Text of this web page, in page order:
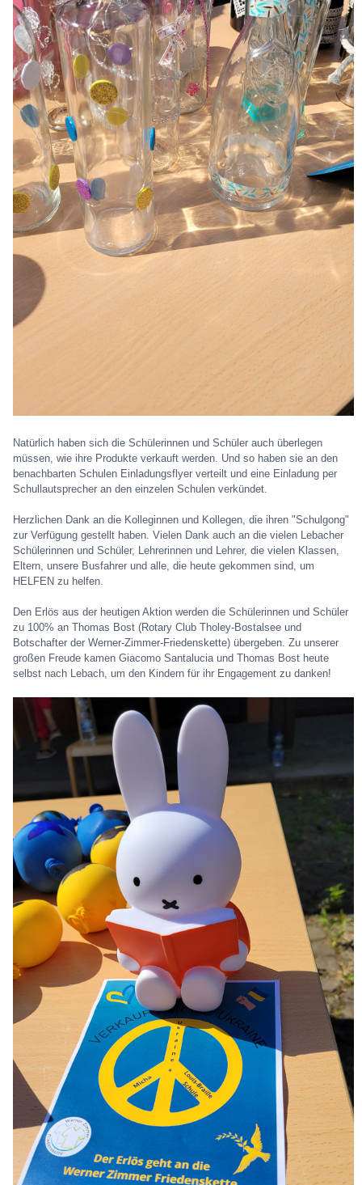
Natürlich haben sich die Schülerinnen und Schüler auch überlegen
müssen, wie ihre Produkte verkauft werden. Und so haben sie an den
benachbarten Schulen Einladungsflyer verteilt und eine Einladung per
Schullautsprecher an den einzelen Schulen verkündet.
Herzlichen Dank an die Kolleginnen und Kollegen, die ihren "Schulgong"
zur Verfügung gestellt haben. Vielen Dank auch an die vielen Lebacher
Schülerinnen und Schüler, Lehrerinnen und Lehrer, die vielen Klassen,
Eltern, unsere Busfahrer und alle, die heute gekommen sind, um
HELFEN zu helfen.
Den Erlös aus der heutigen Aktion werden die Schülerinnen und Schüler
zu 100% an Thomas Bost (Rotary Club Tholey-Bostalsee und
Botschafter der Werner-Zimmer-Friedenskette) übergeben. Zu unserer
großen Freude kamen Giacomo Santalucia und Thomas Bost heute
selbst nach Lebach, um den Kindern für ihr Engagement zu danken!